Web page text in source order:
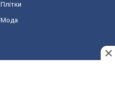
Плітки
Мода